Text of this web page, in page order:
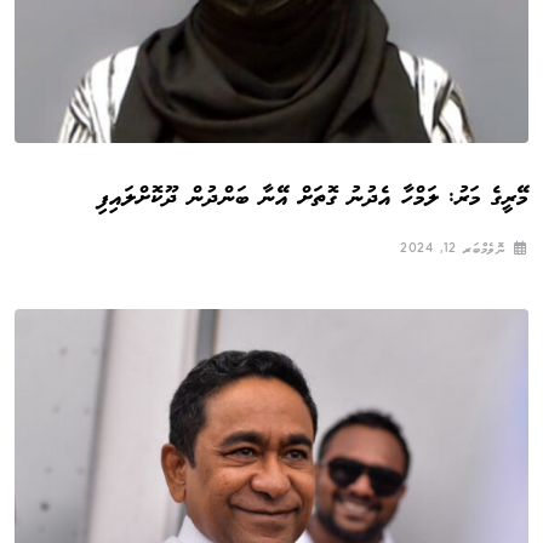
މޭރީގެ މަރު: ލަމްހާ އެދުނު ގޮތަށް އޭނާ ބަންދުން ދޫކޮށްލައިފި
ނޮވެމްބަރ 12, 2024